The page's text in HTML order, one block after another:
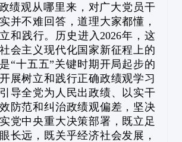
绩观从哪里来，对广大党员干
并不难回答，道理大家都懂，
和践行。历史进入2026年，这
会主义现代化国家新征程上的
“十五五”关键时期开局起步的
展树立和践行正确政绩观学习
导全党为人民出政绩、以实干
防范和纠治政绩观偏差，坚决
党中央重大决策部署，既立足
长远，既关乎经济社会发展，